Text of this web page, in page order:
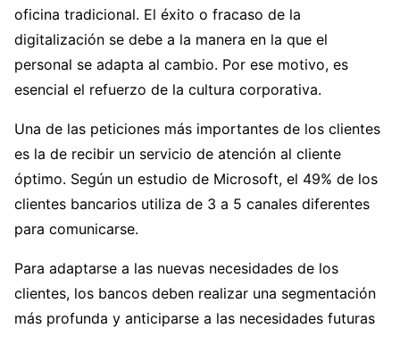
oficina tradicional. El éxito o fracaso de la
digitalización se debe a la manera en la que el
personal se adapta al cambio. Por ese motivo, es
esencial el refuerzo de la cultura corporativa.
Una de las peticiones más importantes de los clientes
es la de recibir un servicio de atención al cliente
óptimo. Según un estudio de Microsoft, el 49% de los
clientes bancarios utiliza de 3 a 5 canales diferentes
para comunicarse.
Para adaptarse a las nuevas necesidades de los
clientes, los bancos deben realizar una segmentación
más profunda y anticiparse a las necesidades futuras